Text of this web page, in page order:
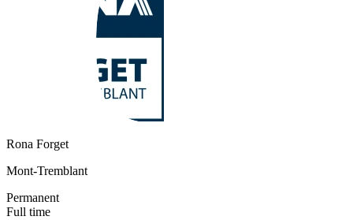
Rona Forget
Mont-Tremblant
Permanent
Full time